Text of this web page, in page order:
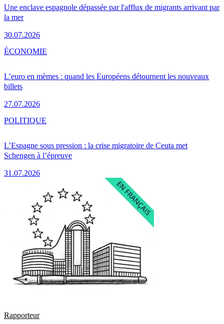
Une enclave espagnole dépassée par l'afflux de migrants arrivant par
la mer
30.07.2026
L’euro en mèmes : quand les Européens détournent les nouveaux
billets
27.07.2026
ÉCONOMIE
L’Espagne sous pression : la crise migratoire de Ceuta met
Schengen à l’épreuve
31.07.2026
POLITIQUE
Rapporteur